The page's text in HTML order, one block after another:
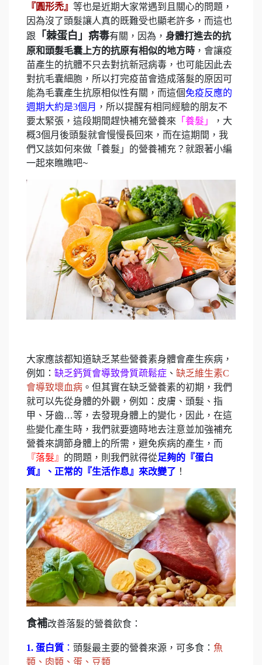
『圓形禿』 等也是近期大家常遇到且關心的問題，
因為沒了頭髮讓人真的既難受也顯老許多，而這也
跟
「棘蛋白」病毒有關，因為， 身體打進去的抗
原和頭髮毛囊上方的抗原有相似的地方時 ，會讓疫
苗產生的抗體不只去對抗新冠病毒，也可能因此去
對抗毛囊細胞，所以打完疫苗會造成落髮的原因可
能為毛囊產生抗原相似性有關，而這個免疫反應的
週期大約是3個月 ，所以提醒有相同經驗的朋友不
要太緊張，這段期間趕快補充營養來 「養髮」
，大
概3個月後頭髮就會慢慢長回來，而在這期間，我
們又該如何來做「養髮」的營養補充？就跟著小編
一起來瞧瞧吧~
大家應該都知道缺乏某些營養素身體會產生疾病，
例如： 缺乏鈣質會導致骨質疏鬆症 、 缺乏維生素C
會導致壞血病 。但其實在缺乏營養素的初期，我們
就可以先從身體的外觀，例如：皮膚、頭髮、指
甲、牙齒…等，去發現身體上的變化，因此，在這
些變化產生時，我們就要適時地去注意並加強補充
營養來調節身體上的所需，避免疾病的產生，而
『落髮』 的問題，則我們就得從足夠的『蛋白
質』、正常的『生活作息』來改變了 ！
食補改善落髮的營養飲食：
1. 蛋白質 ： 頭髮最主要的營養來源，可多食： 魚
類、肉類、蛋、豆類